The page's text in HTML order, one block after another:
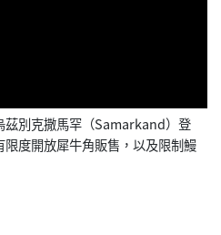
茲別克撒馬罕（Samarkand）登
度開放犀牛角販售，以及限制鰻